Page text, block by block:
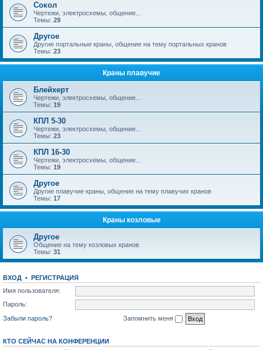
Сокол
Чертежи, электросхемы, общение...
Темы: 29
Другое
Другие портальные краны, общение на тему портальных кранов
Темы: 23
Краны плавучие
Блейхерт
Чертежи, электросхемы, общение...
Темы: 19
КПЛ 5-30
Чертежи, электросхемы, общение...
Темы: 23
КПЛ 16-30
Чертежи, электросхемы, общение...
Темы: 19
Другое
Другие плавучие краны, общение на тему плавучих кранов
Темы: 17
Краны козловые
Другое
Общение на тему козловых кранов
Темы: 31
ВХОД • РЕГИСТРАЦИЯ
Имя пользователя:
Пароль:
Забыли пароль?
Запомнить меня
КТО СЕЙЧАС НА КОНФЕРЕНЦИИ